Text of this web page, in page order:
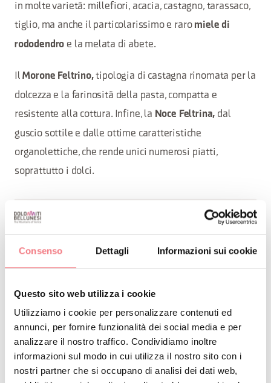
Consenso Dettagli Informazioni sui cookie
Questo sito web utilizza i cookie
Utilizziamo i cookie per personalizzare contenuti ed
annunci, per fornire funzionalità dei social media e per
analizzare il nostro traffico. Condividiamo inoltre
informazioni sul modo in cui utilizza il nostro sito con i
nostri partner che si occupano di analisi dei dati web,
in molte varietà: millefiori, acacia, castagno, tarassaco,
tiglio, ma anche il particolarissimo e raro miele di
rododendro e la melata di abete.
IlMorone Feltrino,tipologia di castagna rinomata per la
dolcezza e la farinosità della pasta, compatta e
resistente alla cottura. Infine, la Noce Feltrina, dal
guscio sottile e dalle ottime caratteristiche
organolettiche, che rende unici numerosi piatti,
soprattutto i dolci.
Questi prodotti semplici sono
figli della tradizione
montano bellunese. Gustati da soli o nelle tante
eautenticodelle Dolomiti Bellunesi.
RICHIEDI INFORMAZIONI